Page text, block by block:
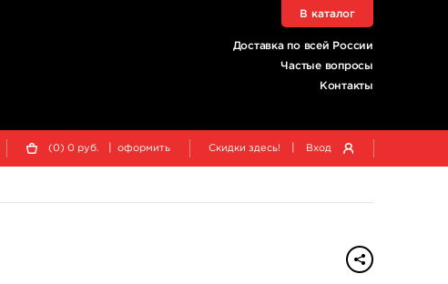
Доставка по всей России
Частые вопросы
Контакты
В каталог
(0) 0 руб. оформить Скидки здесь! Вход